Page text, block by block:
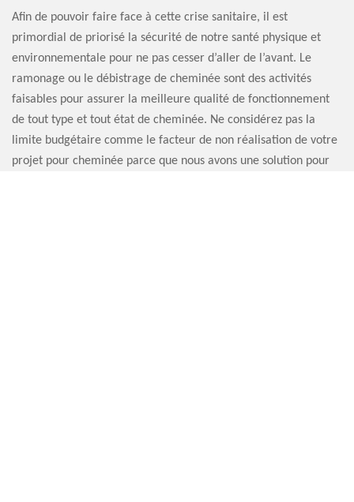
Afin de pouvoir faire face à cette crise sanitaire, il est
primordial de priorisé la sécurité de notre santé physique et
environnementale pour ne pas cesser d’aller de l’avant. Le
ramonage ou le débistrage de cheminée sont des activités
faisables pour assurer la meilleure qualité de fonctionnement
de tout type et tout état de cheminée. Ne considérez pas la
limite budgétaire comme le facteur de non réalisation de votre
projet pour cheminée parce que nous avons une solution pour